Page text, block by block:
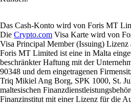
Das Cash-Konto wird von Foris MT
Die Crypto.com Visa Karte wird von
Visa Principal Member (Issuing) Lizenz
Foris MT Limited ist eine in Malta
beschränkter Haftung mit der
90348 und dem eingetragenen
Triq Mikiel Ang Borg, SPK 1000, St.
maltesischen
Finanzinstitut mit einer Lizenz für die